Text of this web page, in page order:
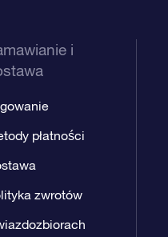
i
płatności
zwrotów